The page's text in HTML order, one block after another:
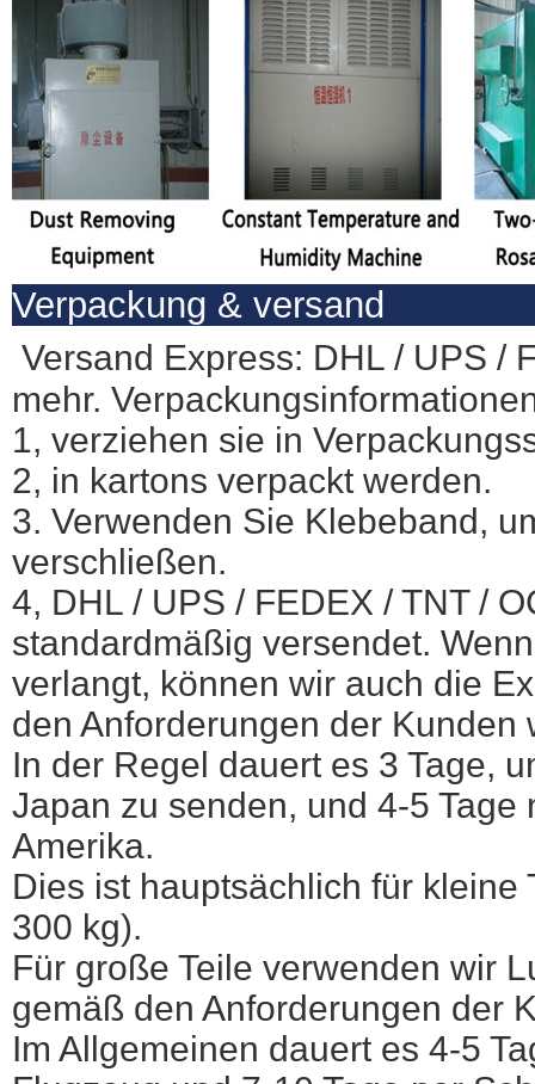
Verpackung & versand
Versand Express: DHL / UPS /
mehr.
1, verziehen sie in
2, in kartons verpackt werden.
3. Verwenden Sie Klebeband,
verschließen.
4, DHL / UPS / FEDEX / TNT /
standardmäßig versendet.
verlangt, können wir auch die
den Anforderungen der Kunden
In der Regel dauert es 3 Tage,
Japan zu senden, und 4-5 Tage
Amerika.
Dies ist hauptsächlich für kleine
300 kg).
Für große Teile verwenden wir
gemäß den Anforderungen der
Im Allgemeinen dauert es 4-5